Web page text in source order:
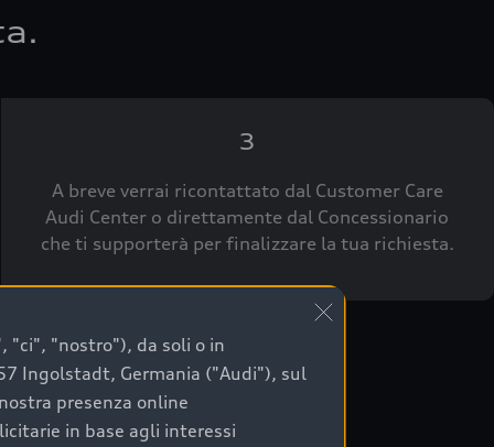
3
A breve verrai ricontattato dal Customer Care
Audi Center o direttamente dal Concessionario
che ti supporterà per finalizzare la tua richiesta.
"ci", "nostro"), da soli o in
Ingolstadt, Germania ("Audi"), sul
presenza online
in base agli interessi